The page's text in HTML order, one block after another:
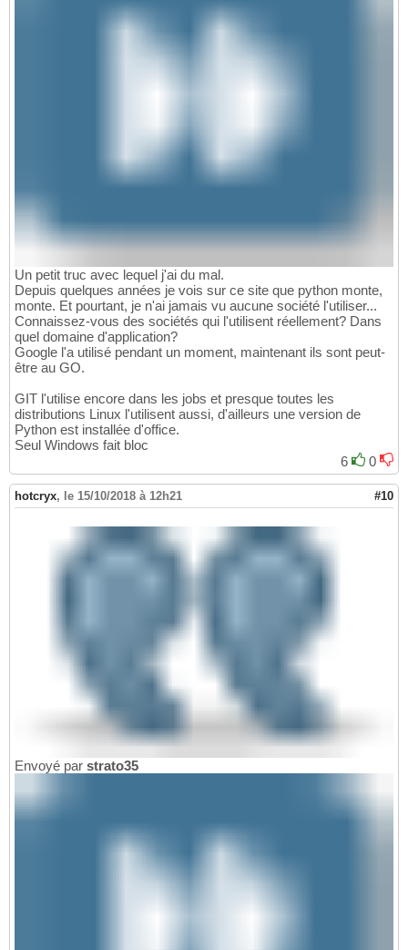
Un petit truc avec lequel j'ai du mal.
Depuis quelques années je vois sur ce site que python monte,
monte. Et pourtant, je n'ai jamais vu aucune société l'utiliser...
Connaissez-vous des sociétés qui l'utilisent réellement? Dans
quel domaine d'application?
Google l'a utilisé pendant un moment, maintenant ils sont peut-
être au GO.
GIT l'utilise encore dans les jobs et presque toutes les
distributions Linux l'utilisent aussi, d'ailleurs une version de
Python est installée d'office.
Seul Windows fait bloc
6
0
hotcryx, le 15/10/2018 à 12h21 #10
Envoyé par strato35